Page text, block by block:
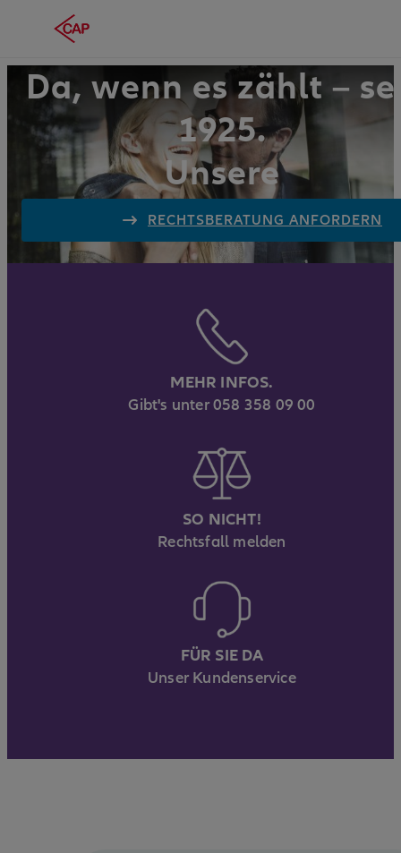
Da, wenn es zählt –
1925.
Unsere
RECHTSBERATUNG ANFORDERN
MEHR INFOS.
Gibt's unter 058 358 09 00
SO NICHT!
Rechtsfall melden
FÜR SIE DA
Unser Kundenservice